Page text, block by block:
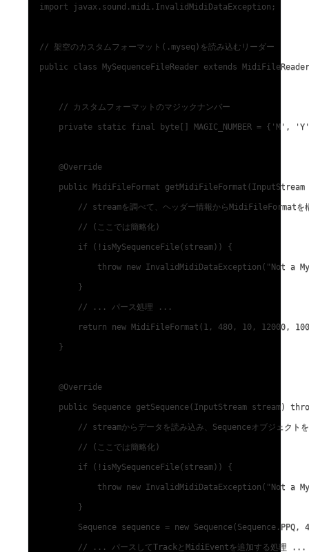
import javax.sound.midi.InvalidMidiDataException;
// 架空のカスタムフォーマット(.myseq)を読み込むリーダー
public class MySequenceFileReader extends
    // カスタムフォーマットのマジックナンバー
private static final byte[] MAGIC_NUMBER = {'M',
    @Override
public MidiFileFormat
// streamを調べて、ヘッダー情報からMidiFileFormatを
        // (ここでは簡略化)
        if (!isMySequenceFile(stream)) {
throw new InvalidMidiDataException("Not a
        }
        // ... パース処理 ...
return new MidiFileFormat(1, 480, 10, 12000,
    }
    @Override
public Sequence getSequence(InputStream stream)
// streamからデータを読み込み、Sequenceオブジェクト
        // (ここでは簡略化)
        if (!isMySequenceFile(stream)) {
throw new InvalidMidiDataException("Not a
        }
Sequence sequence = new Sequence(Sequence.PPQ,
        // ... パースしてTrackとMidiEventを追加する処理 ...